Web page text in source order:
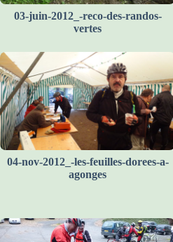
03-juin-2012_-reco-des-randos-
vertes
04-nov-2012_-les-feuilles-dorees-a-
agonges